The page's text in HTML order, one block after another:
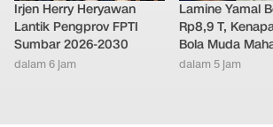
Irjen Herry Heryawan
Lantik Pengprov FPTI
Sumbar 2026-2030
dalam 6 jam
Lamine Yamal
Rp8,9 T,
Bola Muda
dalam 5 jam